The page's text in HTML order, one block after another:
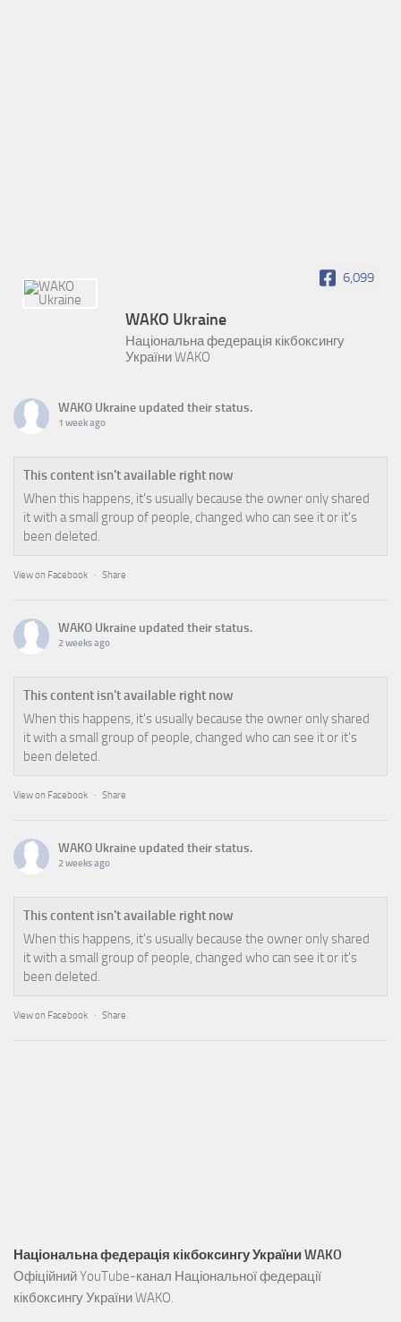
6,099
WAKO Ukraine
Національна федерація кікбоксингу
України WAKO
WAKO Ukraine updated their status.
1 week ago
This content isn't available right now
When this happens, it's usually because the owner only shared
it with a small group of people, changed who can see it or it's
been deleted.
View on Facebook · Share
WAKO Ukraine updated their status.
2 weeks ago
This content isn't available right now
When this happens, it's usually because the owner only shared
it with a small group of people, changed who can see it or it's
been deleted.
View on Facebook · Share
WAKO Ukraine updated their status.
2 weeks ago
This content isn't available right now
When this happens, it's usually because the owner only shared
it with a small group of people, changed who can see it or it's
been deleted.
View on Facebook · Share
Національна федерація кікбоксингу України WAKO
Офіційний YouTube-канал Національної федерації
кікбоксингу України WAKO.